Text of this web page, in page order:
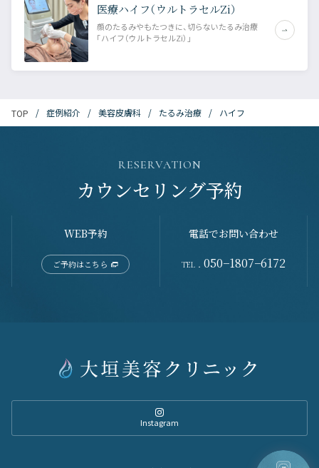
医療ハイフ（ウルトラセルZi）
顔のたるみやもたつきに、切らないたるみ治療
「ハイフ（ウルトラセルZi）」
TOP 症例紹介 美容皮膚科 たるみ治療 ハイフ
RESERVATION
カウンセリング予約
WEB予約
ご予約はこちら
電話でお問い合わせ
TEL． 050−1807−6172
Instagram